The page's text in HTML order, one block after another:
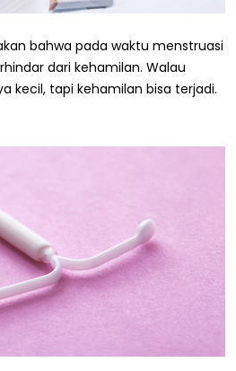
bahwa pada waktu menstruasi
dari kehamilan. Walau
kecil, tapi kehamilan bisa terjadi.